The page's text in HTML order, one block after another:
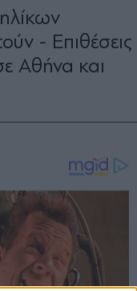
- Επιθέσεις
Αθήνα και